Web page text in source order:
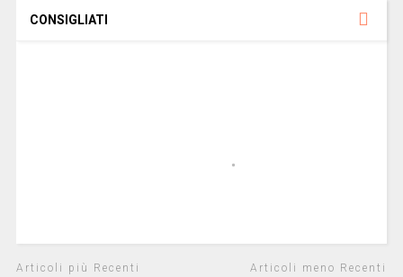
CONSIGLIATI
Articoli più Recenti Articoli meno Recenti